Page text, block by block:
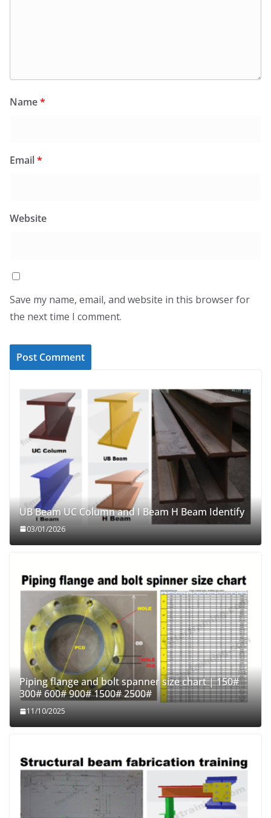
Name*
Email*
Website
Save my name, email, and website in this browser for
the next time I comment.
UB Beam UC Column and I Beam H Beam Identify
03/01/2026
Piping flange and bolt spanner size chart | 150#
300# 600# 900# 1500# 2500#
11/10/2025